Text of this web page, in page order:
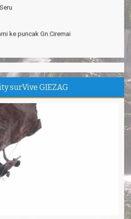
ke puncak Gn.Ciremai
enjoy, seru banget
pelangi Pangandaran Unik
punya Mantap
surVive GIEZAG